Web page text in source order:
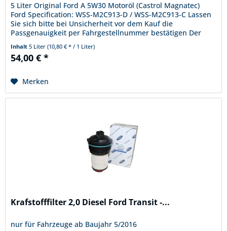
5 Liter Original Ford A 5W30 Motoröl (Castrol Magnatec)
Ford Specification: WSS-M2C913-D / WSS-M2C913-C Lassen
Sie sich bitte bei Unsicherheit vor dem Kauf die
Passgenauigkeit per Fahrgestellnummer bestätigen Der
Käufer verpflichtet sich...
Inhalt5 Liter(10,80 € * / 1 Liter)
54,00 € *
Merken
Krafstofffilter 2,0 Diesel Ford Transit -...
nur für Fahrzeuge ab Baujahr 5/2016